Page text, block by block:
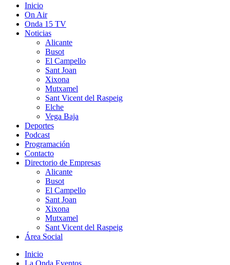
Inicio
On Air
Onda 15 TV
Noticias
Alicante
Busot
El Campello
Sant Joan
Xixona
Mutxamel
Sant Vicent del Raspeig
Elche
Vega Baja
Deportes
Podcast
Programación
Contacto
Directorio de Empresas
Alicante
Busot
El Campello
Sant Joan
Xixona
Mutxamel
Sant Vicent del Raspeig
Área Social
Inicio
La Onda Eventos